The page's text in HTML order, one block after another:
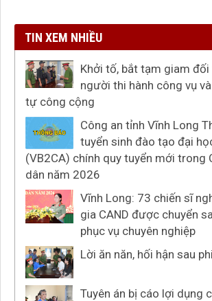
TIN XEM NHIỀU
Khởi tố, bắt tạm giam
người thi hành công vụ
tự công cộng
Công an tỉnh Vĩnh Long
tuyển sinh đào tạo đại
(VB2CA) chính quy tuyển mới trong
dân năm 2026
Vĩnh Long: 73 chiến sĩ
gia CAND được chuyển
phục vụ chuyên nghiệp
Lời ăn năn, hối hận sau
Tuyên án bị cáo lợi dụng